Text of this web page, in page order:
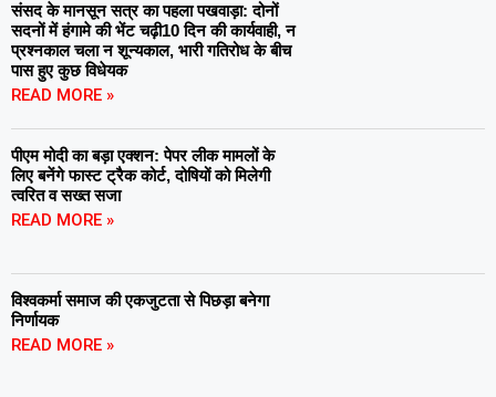
संसद के मानसून सत्र का पहला पखवाड़ा: दोनों
सदनों में हंगामे की भेंट चढ़ी10 दिन की कार्यवाही, न
प्रश्नकाल चला न शून्यकाल, भारी गतिरोध के बीच
पास हुए कुछ विधेयक
READ MORE »
पीएम मोदी का बड़ा एक्शन: पेपर लीक मामलों के
लिए बनेंगे फास्ट ट्रैक कोर्ट, दोषियों को मिलेगी
त्वरित व सख्त सजा
READ MORE »
विश्वकर्मा समाज की एकजुटता से पिछड़ा बनेगा
निर्णायक
READ MORE »